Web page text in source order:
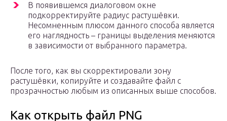
В появившемся диалоговом окне
подкорректируйте радиус растушёвки.
Несомненным плюсом данного способа является
его наглядность – границы выделения меняются
в зависимости от выбранного параметра.
После того, как вы скорректировали зону
растушёвки, копируйте и создавайте файл с
прозрачностью любым из описанных выше способов.
Как открыть файл PNG